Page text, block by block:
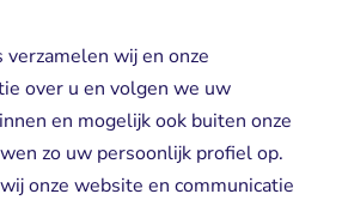
verzamelen wij en onze
over u en volgen we uw
en mogelijk ook buiten onze
zo uw persoonlijk profiel op.
onze website en communicatie